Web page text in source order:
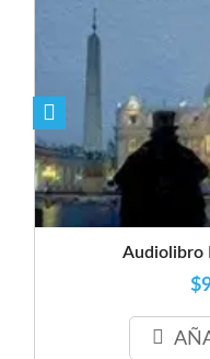
Audiolibro